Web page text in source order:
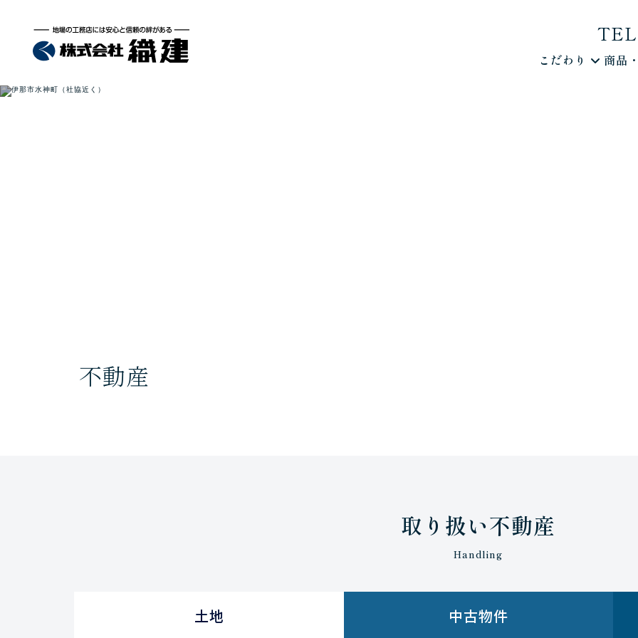
こだわり 商品
不動産
取り扱い不動産
Handling
土地 中古物件